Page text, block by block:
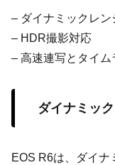
– ダイナミックレ
– HDR撮影対応
– 高速連写とタイム
ダイナミッ
EOS R6は、ダイナ